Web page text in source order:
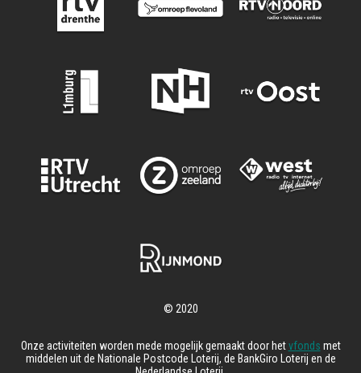
Onze activiteiten worden mede mogelijk gemaakt door hetvfonds met
middelen uit de Nationale Postcode Loterij, de BankGiro Loterij en de